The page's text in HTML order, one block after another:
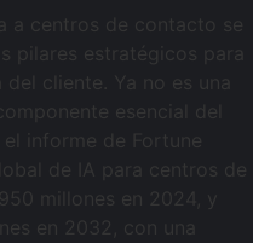
a centros de contacto se
pilares estratégicos para
cliente. Ya no es una
esencial del
informe de Fortune
de IA para centros de
millones en 2024, y
en 2032, con una